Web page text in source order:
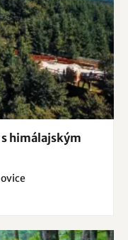
s himálajským